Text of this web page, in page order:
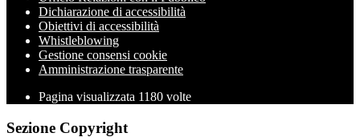
Dichiarazione di accessibilità
Obiettivi di accessibilità
Whistleblowing
Gestione consensi cookie
Amministrazione trasparente
Pagina visualizzata 1180 volte
Sezione Copyright